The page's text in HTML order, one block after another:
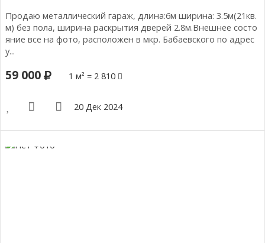
Продаю металлический гараж, длина:6м ширина: 3.5м(21кв.
м) без пола, ширина раскрытия дверей 2.8м.Внешнее состо
яние все на фото, расположен в мкр. Бабаевского по адрес
у...
59 000 1 м² = 2 810
20 Дек 2024